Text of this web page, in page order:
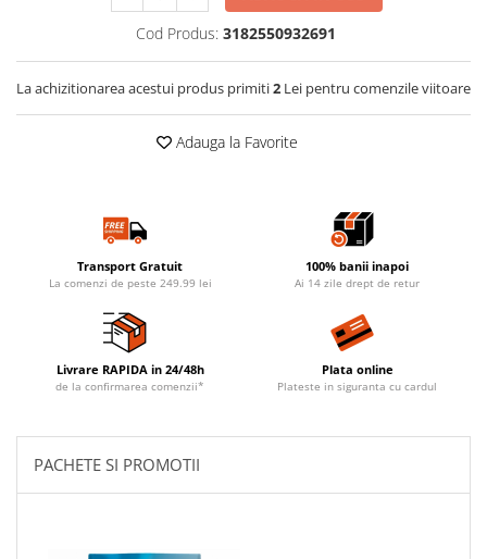
Cod Produs: 3182550932691
La achizitionarea acestui produs primiti2 Lei pentru comenzile viitoare
Adauga la Favorite
Transport Gratuit
La comenzi de peste 249.99 lei
100% banii inapoi
Ai 14 zile drept de retur
Livrare RAPIDA in 24/48h
de la confirmarea comenzii*
Plata online
Plateste in siguranta cu cardul
PACHETE SI PROMOTII